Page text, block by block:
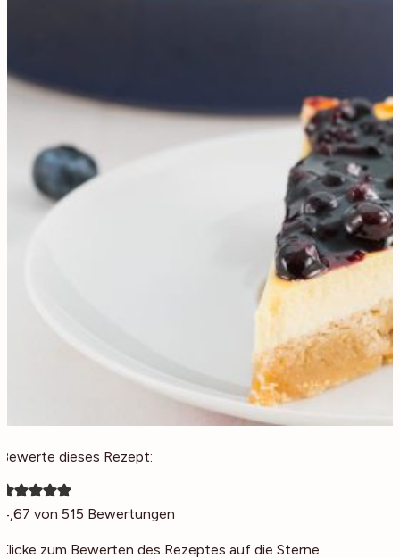
Bewerte dieses Rezept:
4,67 von 515 Bewertungen
Klicke zum Bewerten des Rezeptes auf die Sterne.